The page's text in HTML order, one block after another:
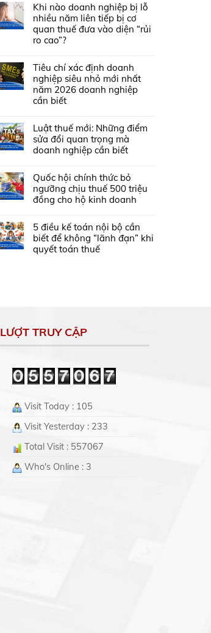
Khi nào doanh nghiệp bị lỗ
nhiều năm liên tiếp bị cơ
quan thuế đưa vào diện “rủi
ro cao”?
Tiêu chí xác định doanh
nghiệp siêu nhỏ mới nhất
năm 2026 doanh nghiệp
cần biết
Luật thuế mới: Những điểm
sửa đổi quan trọng mà
doanh nghiệp cần biết
Quốc hội chính thức bỏ
ngưỡng chịu thuế 500 triệu
đồng cho hộ kinh doanh
5 điều kế toán nội bộ cần
biết để không “lãnh đạn” khi
quyết toán thuế
LƯỢT TRUY CẬP
Visit Today : 105
Visit Yesterday : 233
Total Visit : 557067
Who's Online : 3